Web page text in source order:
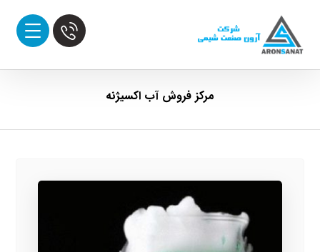
مرکز فروش آب اکسیژنه